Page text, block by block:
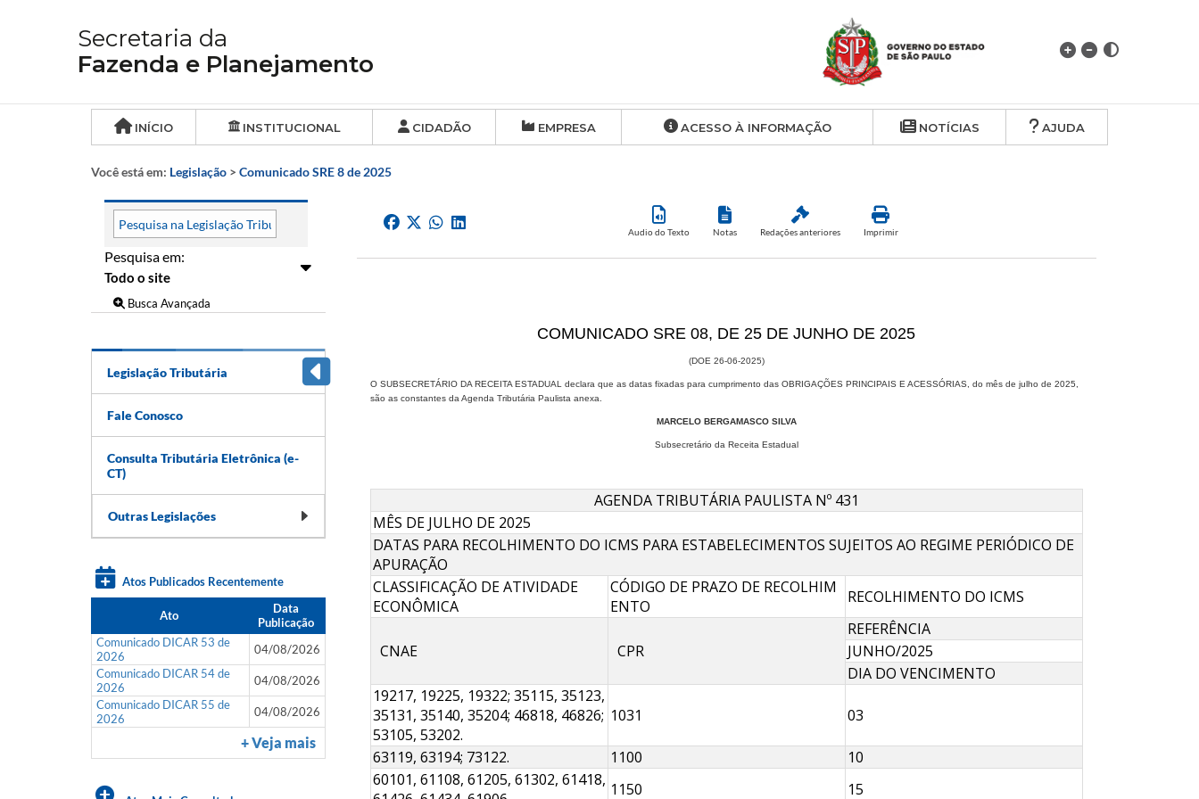
Secretaria da
Fazenda e Planejamento
INÍCIO INSTITUCIONAL CIDADÃO EMPRESA ACESSO À INFORMAÇÃO NOTÍCIAS AJUDA
Você está em: Legislação > Comunicado SRE 8 de 2025
Pesquisa em:
Busca Avançada
Legislação Tributária
Fale Conosco
Consulta Tributária Eletrônica (e-
CT)
Outras Legislações
Atos Publicados Recentemente
Ato
Data
Publicação
Comunicado DICAR 53 de
2026
04/08/2026
Comunicado DICAR 54 de
2026
04/08/2026
Comunicado DICAR 55 de
2026
04/08/2026
+ Veja mais
Audio do Texto Notas Redações anteriores Imprimir
​COMUNICADO​​ SRE 08, DE 25 DE JUNHO DE 2025
(DOE 26-06-2025​)
O SUBSECRETÁRIO​​ DA RECEITA ESTADUAL declara que as datas fixadas para cumprimento das OBRIGAÇÕES PRINCIPAIS E ACESSÓRIAS, do mês de julho de 2025,
são as constantes da Agenda Tributária Paulista anexa.
MARCELO BERGA​MASCO SILVA
Subsecretário da Rece​​​ita Estadual​​
AGENDA TRIBUTÁRIA PAUL​ISTA Nº 431
MÊS DE JULHO DE 2025
DATAS PARA RECOLHIMENTO DO ICMS PARA ESTABELECIMENTOS SUJEITOS AO REGIME PERIÓDICO DE
APURAÇÃO
CLASSIFICAÇÃO DE ATIVIDADE
ECONÔMICA
CÓDIGO DE PRAZO DE RECOLHIM​​
ENTO
RECOLHIMENTO DO ICMS
CNAE CPR​
REFERÊNCIA
JUNHO/2025
DIA DO VENCIMENTO
19217, 19225, 19322; 35115, 35123,
35131, 35140, 35204; 46818, 46826;
53105, 53202.
1031 03
63119, 63194; 73122. 1100
10
60101, 61108, 61205, 61302, 61418, 1150 15